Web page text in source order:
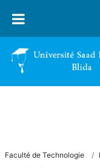
Faculté de Technologie